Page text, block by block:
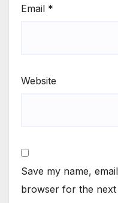
Email *
Website
Save my name,
browser for the next